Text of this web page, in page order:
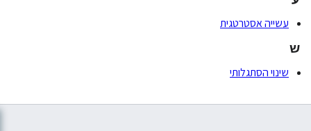
עשייה אסטרטגית
ש
שינוי הסתגלותי